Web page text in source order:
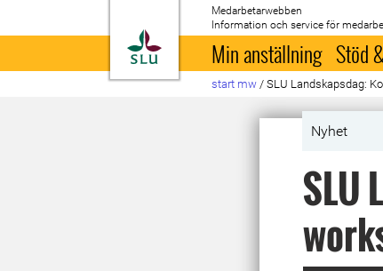
Till startsida
Medarbetarwebben
Information och service för
Min anställning Stöd
start mw / SLU Landskapsdag:
Nyhet
SLU